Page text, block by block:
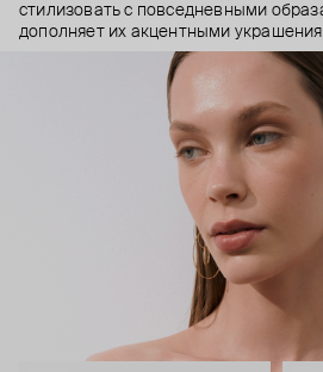
стилизовать с повседневными
дополняет их акцентными
долгосрочные тренды, вдохновляясь
людьми, Aloud показывает коллекции
в названии бренда зашифрован
голос и транслировать его через